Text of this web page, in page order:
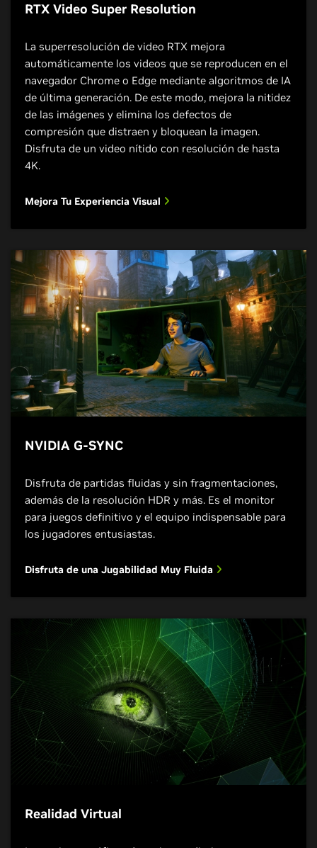
RTX Video Super Resolution
La superresolución de video RTX mejora
automáticamente los videos que se reproducen en el
navegador Chrome o Edge mediante algoritmos de IA
de última generación. De este modo, mejora la nitidez
de las imágenes y elimina los defectos de
compresión que distraen y bloquean la imagen.
Disfruta de un video nítido con resolución de hasta
4K.
Mejora Tu Experiencia Visual
NVIDIA G-SYNC
Disfruta de partidas fluidas y sin fragmentaciones,
además de la resolución HDR y más. Es el monitor
para juegos definitivo y el equipo indispensable para
los jugadores entusiastas.
Disfruta de una Jugabilidad Muy Fluida
Realidad Virtual